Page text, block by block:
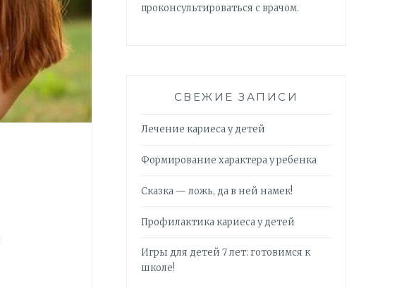
проконсультироваться с врачом.
СВЕЖИЕ ЗАПИСИ
Лечение кариеса у детей
Формирование характера у ребенка
Сказка — ложь, да в ней намек!
Профилактика кариеса у детей
Игры для детей 7 лет: готовимся к
школе!